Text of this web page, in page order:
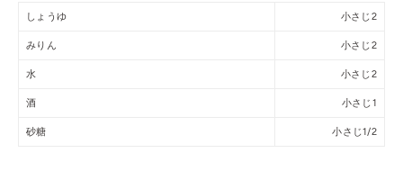
しょうゆ 小さじ2
みりん 小さじ2
水 小さじ2
酒 小さじ1
砂糖 小さじ1/2